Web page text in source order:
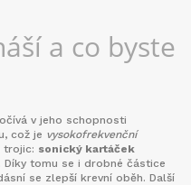
a co byste
v jeho schopnosti
což je vysokofrekvenční
trojic: sonický kartáček
. Díky tomu se i drobné částice
se zlepší krevní oběh. Další